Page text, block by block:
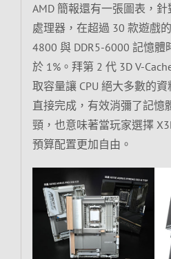
AMD 簡報還有一張圖表，針
處理器，在超過 30 款遊戲
4800 與 DDR5-6000 記憶
於 1%。拜第 2 代 3D V-
取容量讓 CPU 絕大多數的
直接完成，有效消彌了記憶
頸，也意味著當玩家選擇
預算配置更加自由。